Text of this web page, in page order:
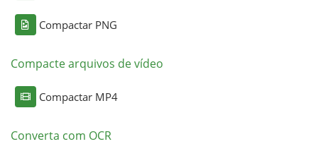
Compactar PNG
Compacte arquivos de vídeo
Compactar MP4
Converta com OCR